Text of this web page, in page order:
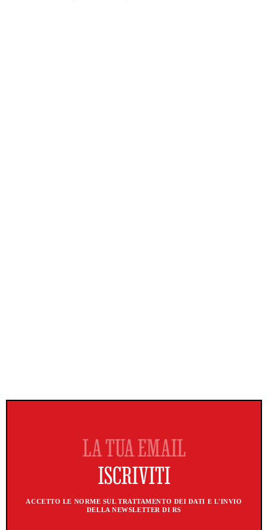
ACCETTO LE NORME SUL TRATTAMENTO DEI DATI E L'INVIO
DELLA NEWSLETTER DI RS